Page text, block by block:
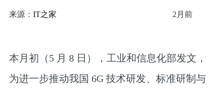
来源： IT之家 2月前
本月初（5 月 8 日），工业和信息化部发文，
为进一步推动我国 6G 技术研发、标准研制与